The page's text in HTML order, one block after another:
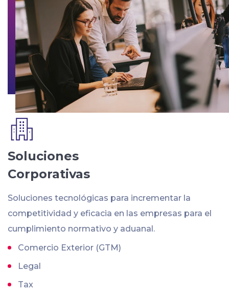
Soluciones
Corporativas
Soluciones tecnológicas para incrementar la
competitividad y eficacia en las empresas para el
cumplimiento normativo y aduanal.
Comercio Exterior (GTM)
Legal
Tax